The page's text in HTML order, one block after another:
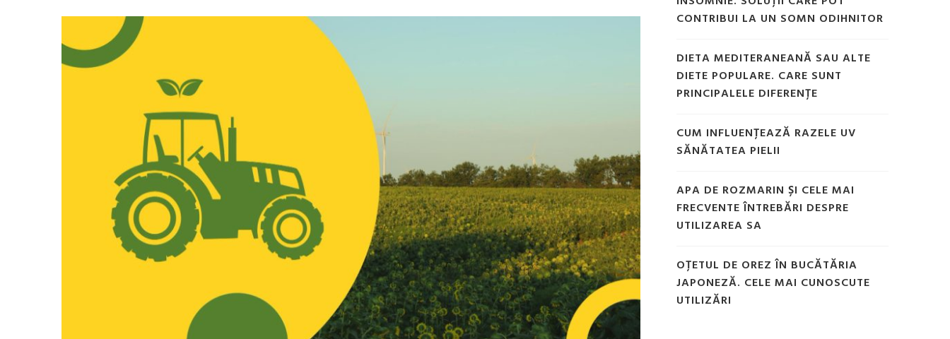
IPSO:
SEMĂNAREA
CONTRIBUI LA UN SOMN ODIHNITOR
DIETA MEDITERANEANĂ SAU ALTE
DIETE POPULARE. CARE SUNT
PRINCIPALELE DIFERENȚE
CUM INFLUENȚEAZĂ RAZELE UV
SĂNĂTATEA PIELII
APA DE ROZMARIN ȘI CELE MAI
FRECVENTE ÎNTREBĂRI DESPRE
UTILIZAREA SA
OȚETUL DE OREZ ÎN BUCĂTĂRIA
JAPONEZĂ. CELE MAI CUNOSCUTE
UTILIZĂRI